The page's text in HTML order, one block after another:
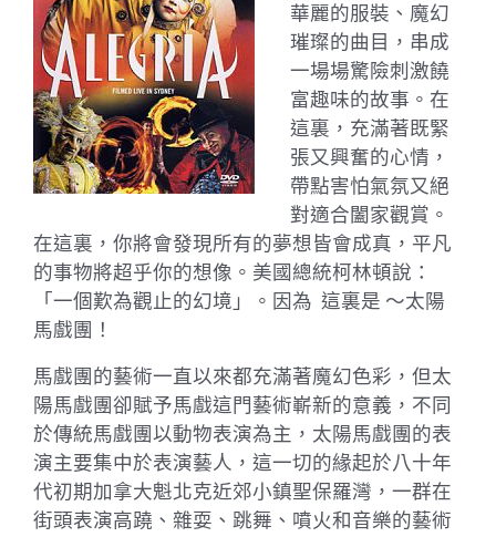
華麗的服裝、魔幻
璀璨的曲目，串成
一場場驚險刺激饒
富趣味的故事。在
這裏，充滿著既緊
張又興奮的心情，
帶點害怕氣氛又絕
對適合闔家觀賞。
在這裏，你將會發現所有的夢想皆會成真，平凡
的事物將超乎你的想像。美國總統柯林頓說：
「一個歎為觀止的幻境」。因為 這裏是 ～太陽
馬戲團！
馬戲團的藝術一直以來都充滿著魔幻色彩，但太
陽馬戲團卻賦予馬戲這門藝術嶄新的意義，不同
於傳統馬戲團以動物表演為主，太陽馬戲團的表
演主要集中於表演藝人，這一切的緣起於八十年
代初期加拿大魁北克近郊小鎮聖保羅灣，一群在
街頭表演高蹺、雜耍、跳舞、噴火和音樂的藝術